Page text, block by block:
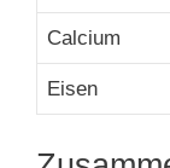
Calcium
Eisen